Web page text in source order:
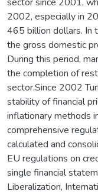
2002, especially in
465 billion dollars. In
the gross domestic
During this period,
the completion of
sector.Since 2002
stability of financial
inflationary methods
comprehensive
calculated and
EU regulations on
single financial
Liberalization,